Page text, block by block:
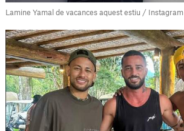
Lamine Yamal de vacances aquest estiu / Instagram